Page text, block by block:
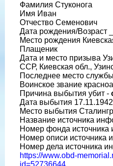
Фамилия Стуконога
Имя Иван
Отчество Семенович
Дата рождения/Возраст
Место рождения
Плащеник
Дата и место призыва
ССР, Киевская обл.,
Последнее место
Воинское звание
Причина выбытия убит -
Дата выбытия 17.11.1942
Место выбытия
Название источника
Номер фонда
Номер описи источника
Номер дела источника
https://www.obd-